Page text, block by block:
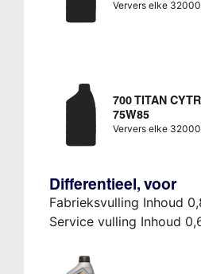
Ververs elke
700 TITAN
75W85
Ververs elke
Differentieel, voor
Fabrieksvulling Inhoud
Service vulling Inhoud